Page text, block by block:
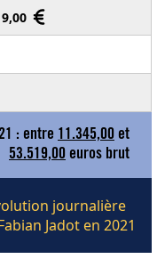
: entre 11.345,00 et
53.519,00 euros brut
journalière
Jadot en 2021